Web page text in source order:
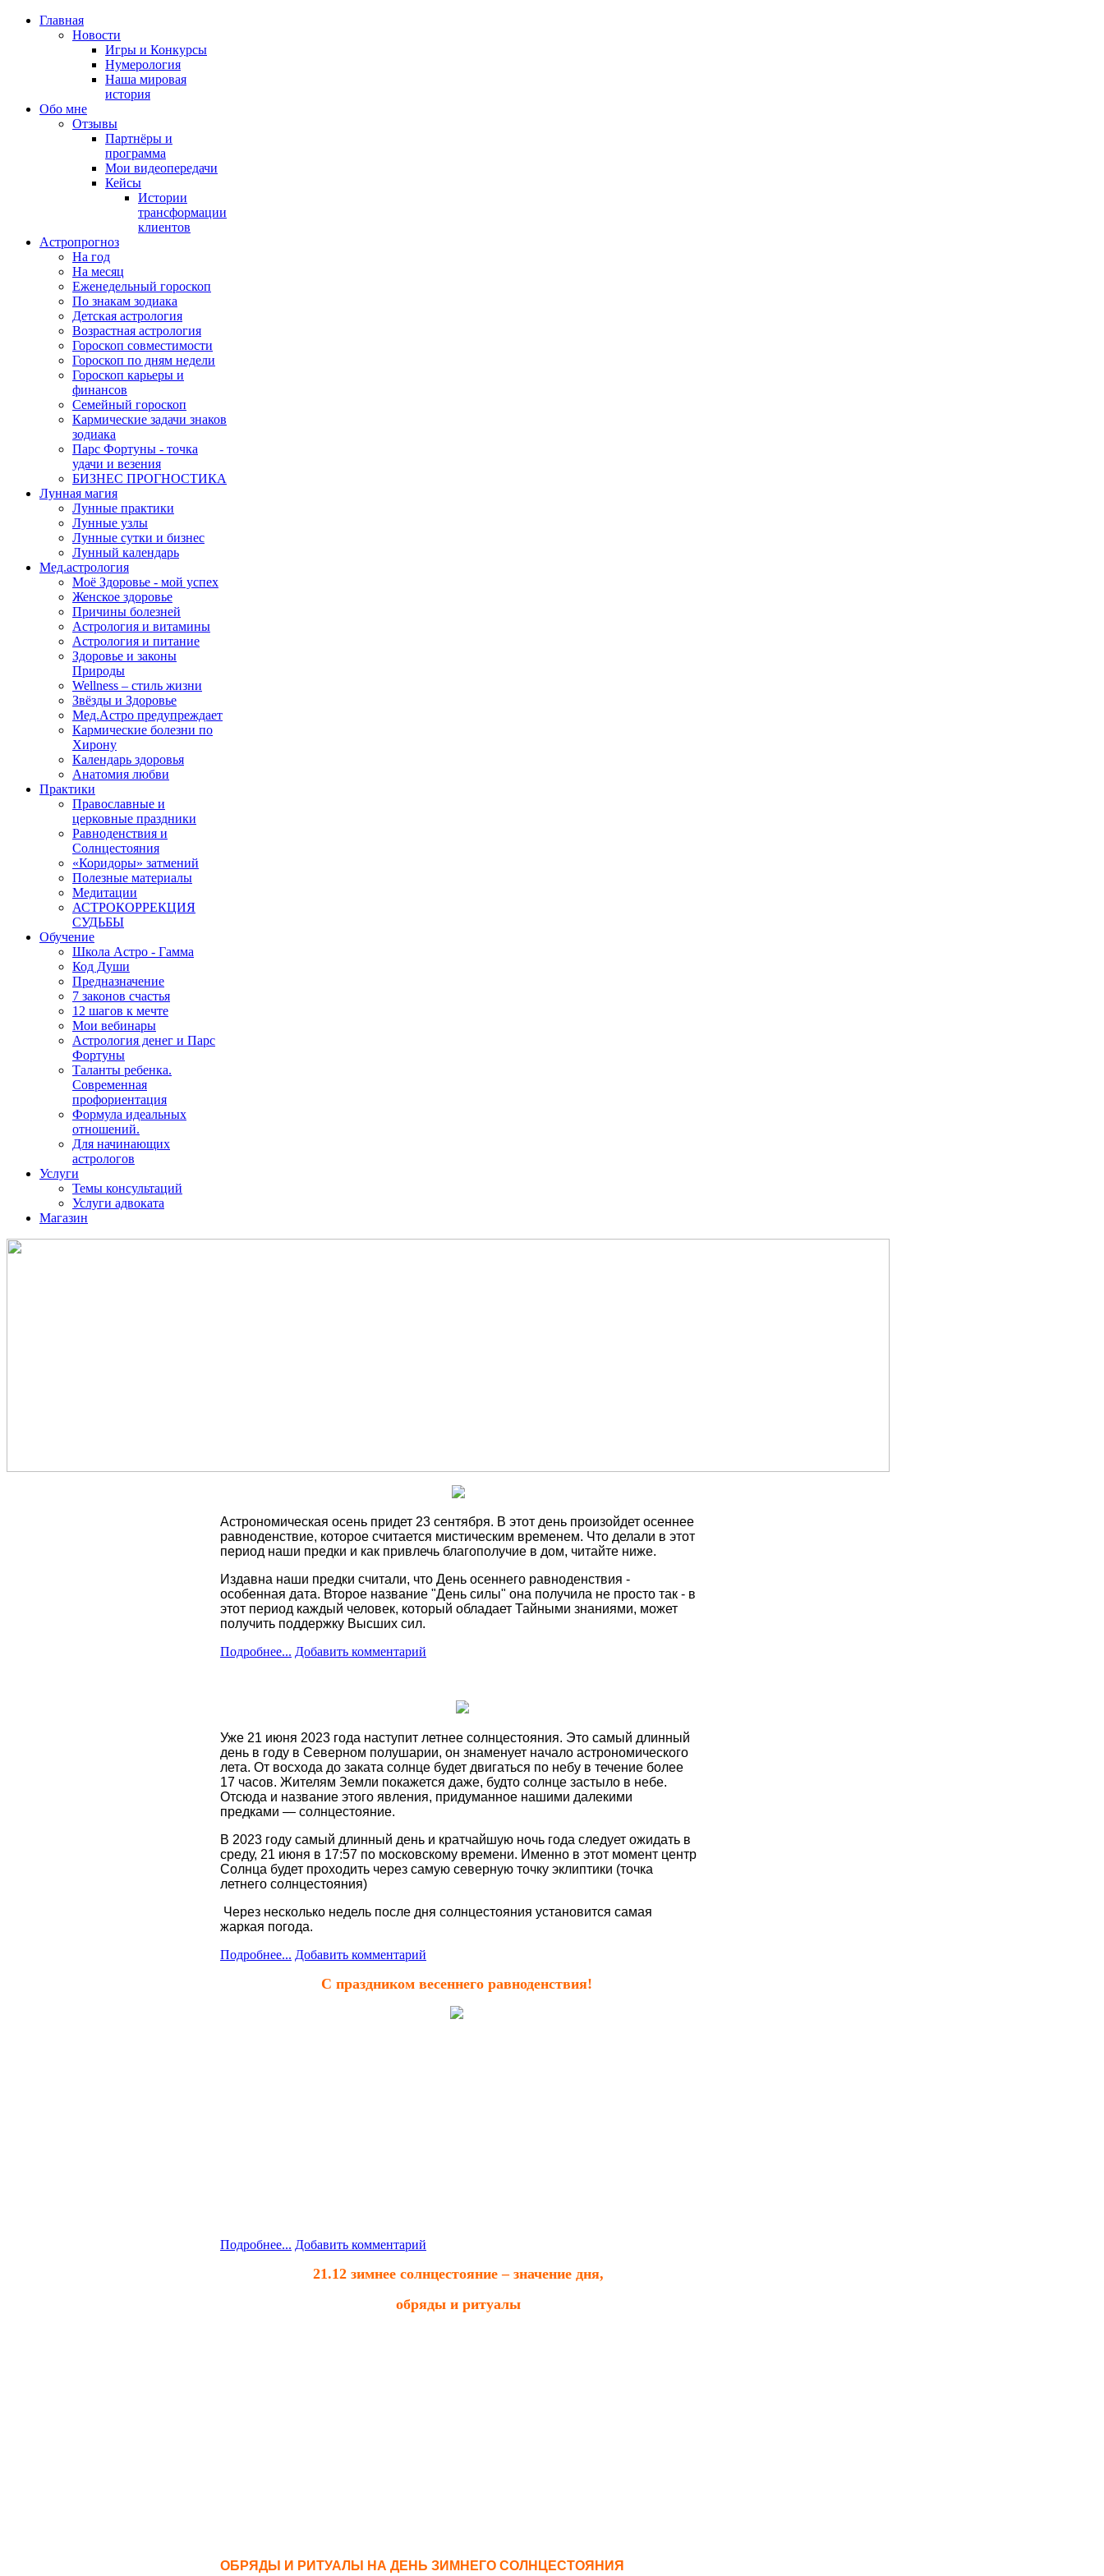
Главная
Новости
Игры и Конкурсы
Нумерология
Наша мировая
история
Обо мне
Отзывы
Партнёры и
программа
Мои видеопередачи
Кейсы
Истории
трансформации
клиентов
Астропрогноз
На год
На месяц
Еженедельный гороскоп
По знакам зодиака
Детская астрология
Возрастная астрология
Гороскоп совместимости
Гороскоп по дням недели
Гороскоп карьеры и
финансов
Семейный гороскоп
Кармические задачи знаков
зодиака
Парс Фортуны - точка
удачи и везения
БИЗНЕС ПРОГНОСТИКА
Лунная магия
Лунные практики
Лунные узлы
Лунные сутки и бизнес
Лунный календарь
Мед.астрология
Моё Здоровье - мой успех
Женское здоровье
Причины болезней
Астрология и витамины
Астрология и питание
Здоровье и законы
Природы
Wellness – стиль жизни
Звёзды и Здоровье
Мед.Астро предупреждает
Кармические болезни по
Хирону
Календарь здоровья
Анатомия любви
Практики
Православные и
церковные праздники
Равноденствия и
Солнцестояния
«Коридоры» затмений
Полезные материалы
Медитации
АСТРОКОРРЕКЦИЯ
СУДЬБЫ
Обучение
Школа Астро - Гамма
Код Души
Предназначение
7 законов счастья
12 шагов к мечте
Мои вебинары
Астрология денег и Парс
Фортуны
Таланты ребенка.
Современная
профориентация
Формула идеальных
отношений.
Для начинающих
астрологов
Услуги
Темы консультаций
Услуги адвоката
Магазин
Астрономическая осень придет 23 сентября. В этот день произойдет осеннее
равноденствие, которое считается мистическим временем. Что делали в этот
период наши предки и как привлечь благополучие в дом, читайте ниже.
Издавна наши предки считали, что День осеннего равноденствия -
особенная дата. Второе название "День силы" она получила не просто так - в
этот период каждый человек, который обладает Тайными знаниями, может
получить поддержку Высших сил.
Подробнее... Добавить комментарий
Уже 21 июня 2023 года наступит летнее солнцестояния. Это самый длинный
день в году в Северном полушарии, он знаменует начало астрономического
лета. От восхода до заката солнце будет двигаться по небу в течение более
17 часов. Жителям Земли покажется даже, будто солнце застыло в небе.
Отсюда и название этого явления, придуманное нашими далекими
предками — солнцестояние.
В 2023 году самый длинный день и кратчайшую ночь года следует ожидать в
среду, 21 июня в 17:57 по московскому времени. Именно в этот момент центр
Солнца будет проходить через самую северную точку эклиптики (точка
летнего солнцестояния)
Через несколько недель после дня солнцестояния установится самая
жаркая погода.
Подробнее... Добавить комментарий
C праздником весеннего равноденствия!
Подробнее... Добавить комментарий
21.12 зимнее солнцестояние – значение дня,
обряды и ритуалы
ОБРЯДЫ И РИТУАЛЫ НА ДЕНЬ ЗИМНЕГО СОЛНЦЕСТОЯНИЯ